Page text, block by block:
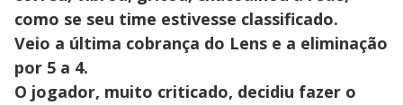
como se seu time estivesse classificado.
Veio a última cobrança do Lens e a eliminação
por 5 a 4.
O jogador, muito criticado, decidiu fazer o